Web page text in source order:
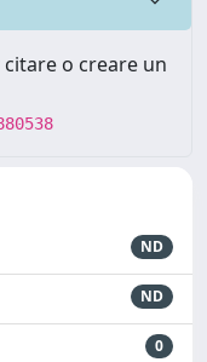
o creare un
ND
ND
0